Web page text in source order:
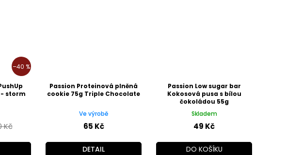
–40 %
- storm
Kč
Passion Proteinová plněná
cookie 75g Triple Chocolate
Ve výrobě
65 Kč
DETAIL
Passion Low sugar bar
Kokosová pusa s bílou
čokoládou 55g
Skladem
49 Kč
DO KOŠÍKU